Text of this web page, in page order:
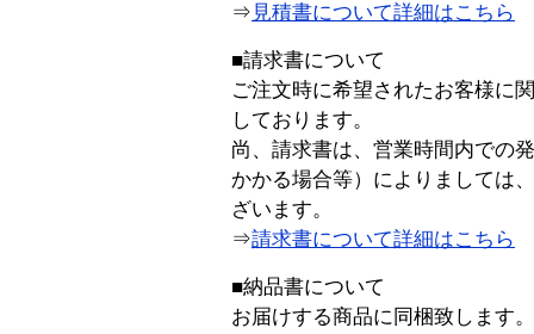
⇒ 見積書について詳細はこちら
■請求書について
ご注文時に希望されたお客様に
しております。
尚、請求書は、営業時間内での
かかる場合等）によりましては
ざいます。
⇒請求書について詳細はこちら
■納品書について
お届けする商品に同梱致します。